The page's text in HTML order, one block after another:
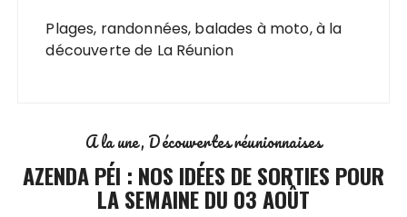
Plages, randonnées, balades à moto, à la
découverte de La Réunion
A la une Découvertes réunionnaises
AZENDA PÉI : NOS IDÉES DE SORTIES POUR
LA SEMAINE DU 03 AOÛT